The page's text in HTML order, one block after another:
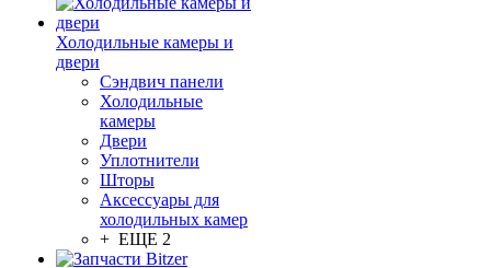
Холодильные камеры и
двери
Сэндвич панели
Холодильные
камеры
Двери
Уплотнители
Шторы
Аксессуары для
холодильных камер
+ ЕЩЕ 2